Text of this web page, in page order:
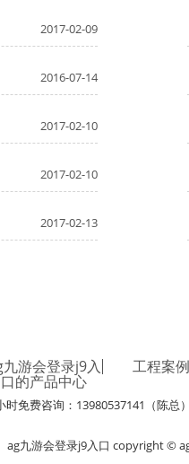
2017-02-09
2016-07-14
2017-02-10
2017-02-10
2017-02-13
游会登录j9入
口的产品中心
工程案例
时免费咨询：13980537141（陈总
ag九游会登录j9入口 copyright ©